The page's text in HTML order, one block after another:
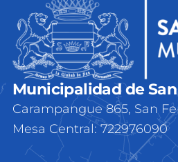
Municipalidad de
Carampangue 865, San
Mesa Central: 722976090